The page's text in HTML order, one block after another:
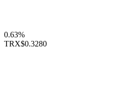
0.63%
TRX$0.3280